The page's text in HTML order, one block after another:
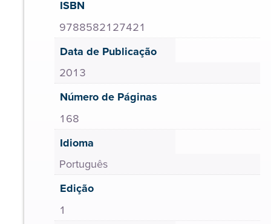
ISBN
9788582127421
Data de Publicação
2013
Número de Páginas
168
Idioma
Português
Edição
1